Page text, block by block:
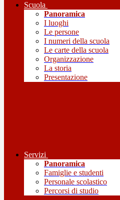
Scuola
Panoramica
I luoghi
Le persone
I numeri della scuola
Le carte della scuola
Organizzazione
La storia
Presentazione
Servizi
Panoramica
Famiglie e studenti
Personale scolastico
Percorsi di studio